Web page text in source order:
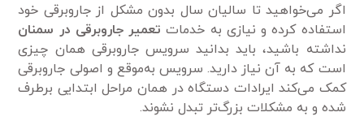
اگر می‌خواهید تا سالیان سال بدون مشکل از جاروبرقی خود
استفاده کرده و نیازی به خدمات تعمیر جاروبرقی در سمنان
نداشته باشید، باید بدانید سرویس جاروبرقی همان چیزی
است که به آن نیاز دارید. سرویس به‌موقع و اصولی جاروبرقی
کمک می‌کند ایرادات دستگاه در همان مراحل ابتدایی برطرف
شده و به مشکلات بزرگ‌تر تبدل نشوند.